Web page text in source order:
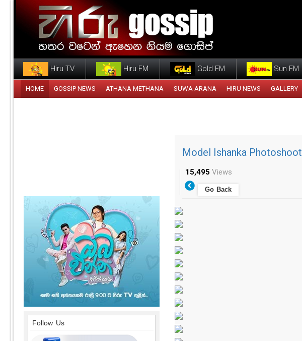
Hiru TV Hiru FM Gold FM Sun FM
HOME GOSSIP NEWS ATHANA METHANA SUWA ARANA HIRU NEWS GALLERY
Model Ishanka Photoshoot
15,495 Views
Go Back
Follow Us